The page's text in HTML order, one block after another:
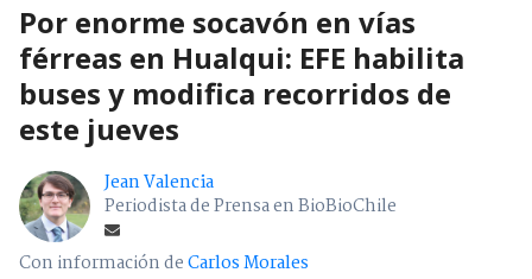
Por enorme socavón en vías
férreas en Hualqui: EFE habilita
buses y modifica recorridos de
este jueves
Jean Valencia
Periodista de Prensa en BioBioChile
Con información deCarlos Morales